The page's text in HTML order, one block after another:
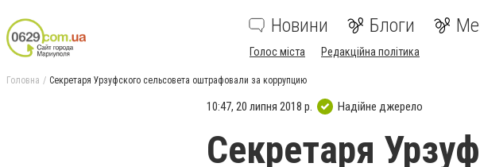
Новини Блоги
Голос міста Редакційна політика
Головна Секретаря Урзуфского сельсовета оштрафовали за коррупцию
10:47, 20 липня 2018 р. Надійне джерело
Секретаря